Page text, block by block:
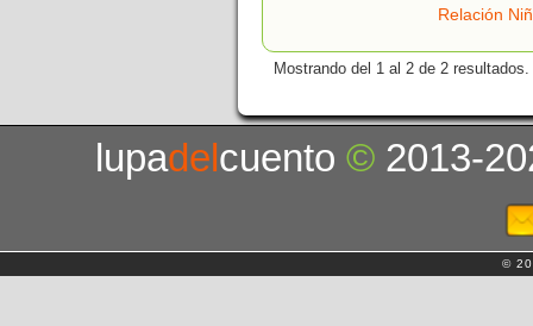
Relación
Mostrando del 1 al 2 de 2 resultados.
lupadelcuento© 2013-
©